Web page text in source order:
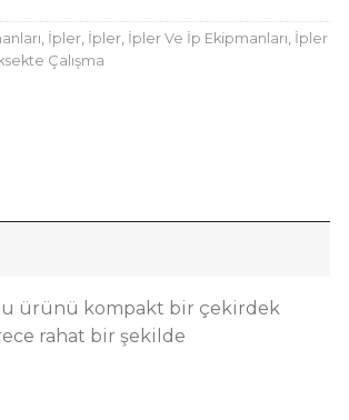
, İpler, İpler, İpler Ve İp Ekipmanları, İpler
Çalışma
ürünü kompakt bir çekirdek
rahat bir şekilde